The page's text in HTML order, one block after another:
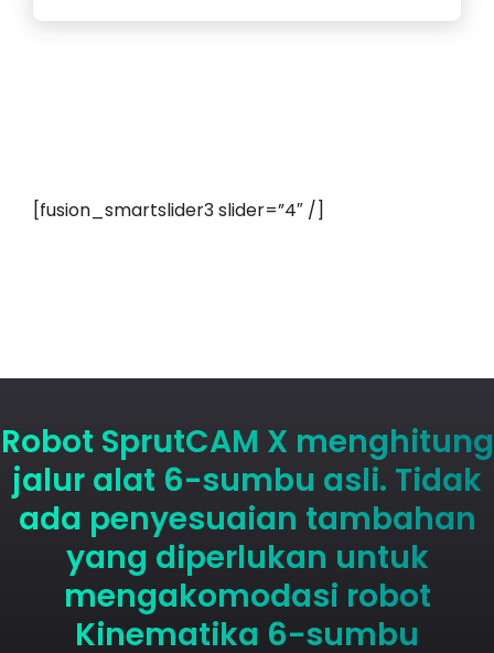
[fusion_smartslider3 slider=”4″ /]
Robot SprutCAM X menghitung
jalur alat 6-sumbu asli. Tidak
ada penyesuaian tambahan
yang diperlukan untuk
mengakomodasi robot
Kinematika 6-sumbu